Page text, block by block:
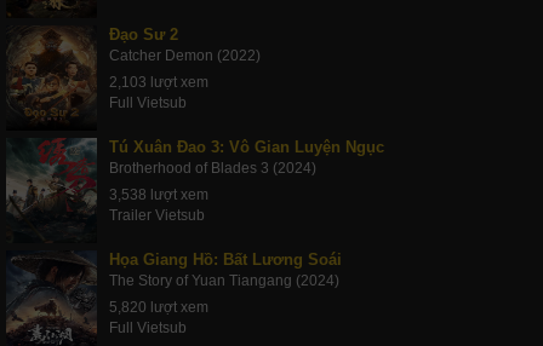
Đạo Sư 2
Catcher Demon (2022)
2,103 lượt xem
Full Vietsub
Tú Xuân Đao 3: Vô Gian Luyện Ngục
Brotherhood of Blades 3 (2024)
3,538 lượt xem
Trailer Vietsub
Họa Giang Hồ: Bất Lương Soái
The Story of Yuan Tiangang (2024)
5,820 lượt xem
Full Vietsub